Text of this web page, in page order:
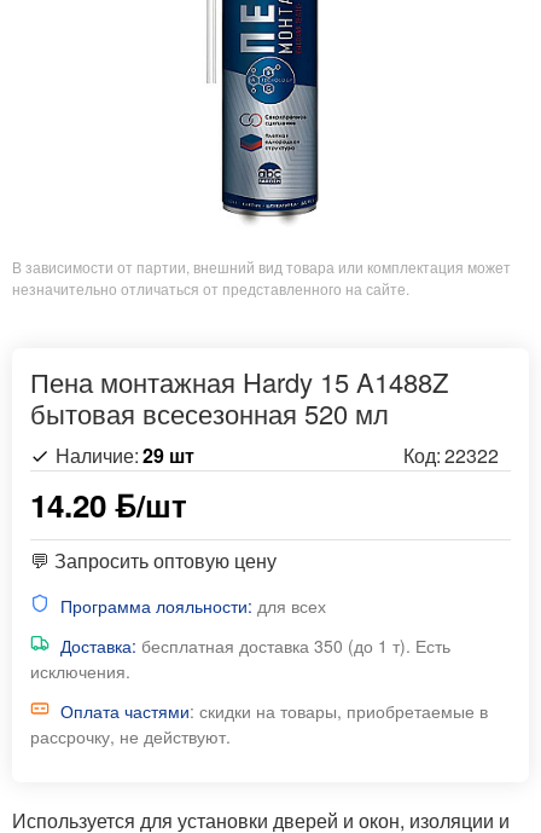
В зависимости от партии, внешний вид товара или комплектация может
незначительно отличаться от представленного на сайте.
Пена монтажная Hardy 15 A1488Z
бытовая всесезонная 520 мл
14.20 ƃ/шт
Наличие:29 шт Код:22322
💬 Запросить оптовую цену
Программа лояльности: для всех
Доставка: бесплатная доставка 350 (до 1 т). Есть
исключения.
Оплата частями: скидки на товары, приобретаемые в
рассрочку, не действуют.
Используется для установки дверей и окон, изоляции и